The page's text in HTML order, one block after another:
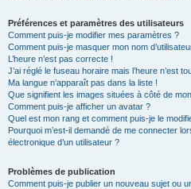
Préférences et paramètres des utilisateurs
Comment puis-je modifier mes paramètres ?
Comment puis-je masquer mon nom
L’heure n’est pas correcte !
J’ai réglé le fuseau horaire mais l’heure n’est
Ma langue n’apparaît pas dans la liste !
Que signifient les images situées à côté de
Comment puis-je afficher un avatar ?
Quel est mon rang et comment puis-je le
Pourquoi m’est-il demandé de me connecter
électronique d’un utilisateur ?
Problèmes de publication
Comment puis-je publier un nouveau sujet ou